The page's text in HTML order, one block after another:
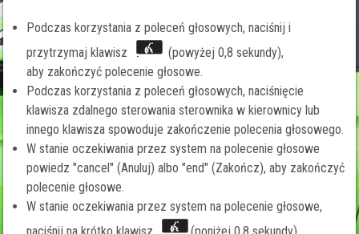
Podczas korzystania z poleceń głosowych, naciśnij i
przytrzymaj klawisz
(powyżej 0,8 sekundy),
aby zakończyć polecenie głosowe.
Podczas korzystania z poleceń głosowych, naciśnięcie
klawisza zdalnego sterowania sterownika w kierownicy lub
innego klawisza spowoduje zakończenie polecenia głosowego.
W stanie oczekiwania przez system na polecenie głosowe
powiedz "cancel" (Anuluj) albo "end" (Zakończ), aby zakończyć
polecenie głosowe.
W stanie oczekiwania przez system na polecenie głosowe,